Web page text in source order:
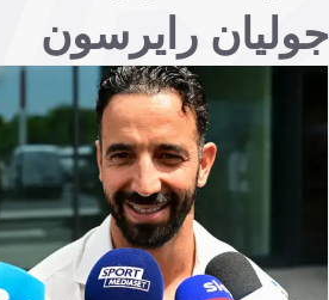
جوليان رايرسون